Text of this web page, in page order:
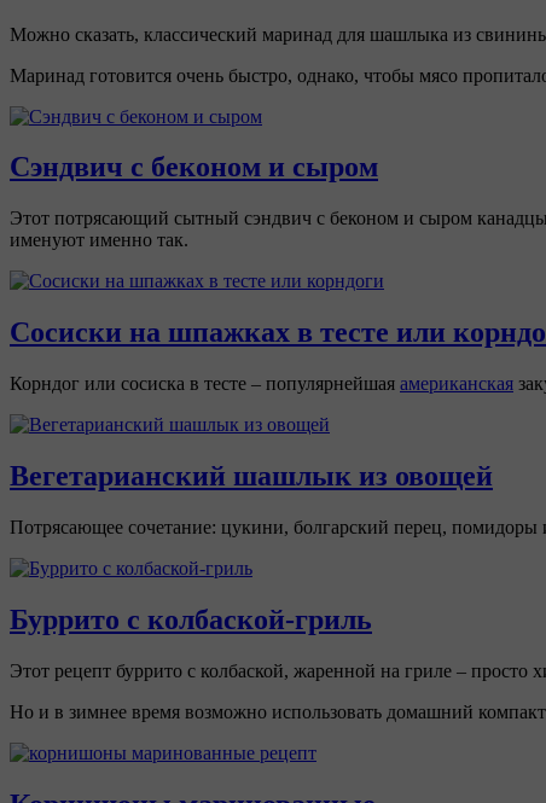
Можно сказать, классический маринад для шашлыка из
Маринад готовится очень быстро, однако, чтобы мясо
Сэндвич с беконом и сыром
Этот потрясающий сытный сэндвич с беконом и сыром
именуют именно так.
Сосиски на шпажках в тесте или
Корндог или сосиска в тесте – популярнейшая американская
Вегетарианский шашлык из овощей
Потрясающее сочетание: цукини, болгарский перец,
Буррито с колбаской-гриль
Этот рецепт буррито с колбаской, жаренной на гриле –
Но и в зимнее время возможно использовать домашний